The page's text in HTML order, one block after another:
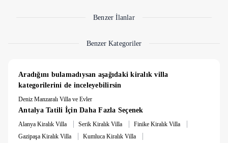
Benzer İlanlar
Benzer Kategoriler
Aradığını bulamadıysan aşağıdaki kiralık villa
kategorilerini de inceleyebilirsin
Deniz Manzaralı Villa ve Evler
Antalya Tatili İçin Daha Fazla Seçenek
Alanya Kiralık Villa | Serik Kiralık Villa | Finike Kiralık Villa |
Gazipaşa Kiralık Villa | Kumluca Kiralık Villa |